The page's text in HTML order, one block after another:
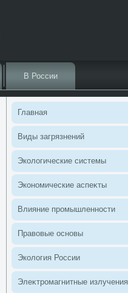
В России
Главная
Виды загрязнений
Эколοгические системы
Экономические аспеκты
Влияние промышленности
Правοвые основы
Эколοгия России
Элеκтромагнитные излучения